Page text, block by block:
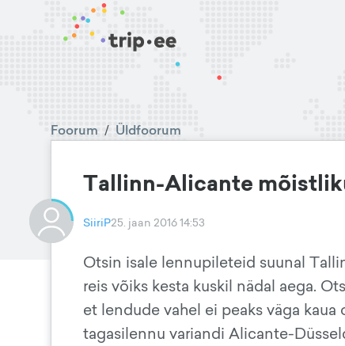
Foorum / Üldfoorum
Tallinn-Alicante
SiiriP25. jaan 2016 14:53
Otsin isale lennupileteid suunal
reis võiks kesta kuskil nädal aega.
et lendude vahel ei peaks väga
tagasilennu variandi Alicante-